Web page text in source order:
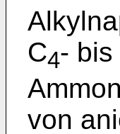
C4- bis
von